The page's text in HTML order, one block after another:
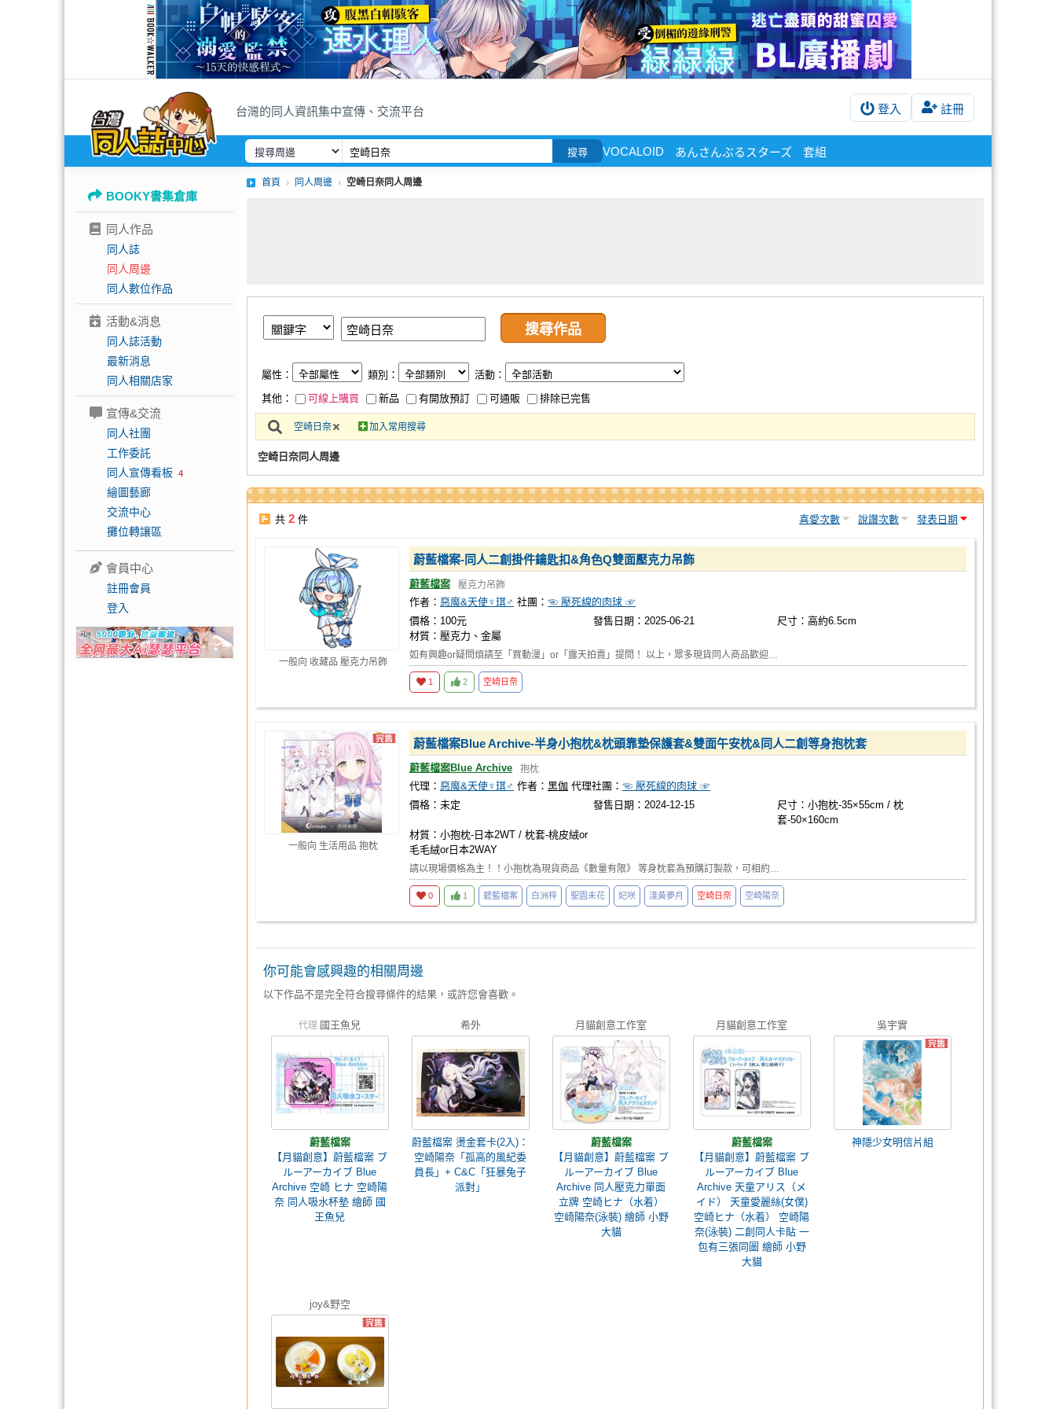
台灣的同人資訊集中宣傳、交流平台 登入 註冊
搜尋 VOCALOID あんさんぶるスターズ 套組
BOOKY書集倉庫
同人作品
同人誌
同人周邊
同人數位作品
活動&消息
同人誌活動
最新消息
同人相關店家
宣傳&交流
同人社團
工作委託
同人宣傳看板 4
繪圖藝廊
交流中心
攤位轉讓區
會員中心
註冊會員
登入
首頁 同人周邊 空崎日奈同人周邊
屬性： 類別：
活動：
其他：
可線上購買 新品 有開放預訂 可通販 排除已完售
空崎日奈 加入常用搜尋
空崎日奈同人周邊
共 2 件 喜愛次數 說讚次數 發表日期
一般向 收藏品 壓克力吊飾
蔚藍檔案-同人二創掛件鑰匙扣&角色Q雙面壓克力吊飾
蔚藍檔案 壓克力吊飾
作者： 惡魔&天使♀琪♂ 社團： ☜ 壓死線的肉球 ☞
價格：100元
發售日期：2025-06-21
尺寸：高約6.5cm
材質：壓克力、金屬
如有興趣or疑問煩請至「買動漫」or「露天拍賣」提問！ 以上，眾多現貨同人商品歡迎…
1 2 空崎日奈
一般向 生活用品 抱枕
蔚藍檔案Blue Archive-半身小抱枕&枕頭靠墊保護套&雙面午安枕&同人二創等身抱枕套
蔚藍檔案Blue Archive 抱枕
代理： 惡魔&天使♀琪♂ 作者： 黑伽 代理社團： ☜ 壓死線的肉球 ☞
價格：未定
發售日期：2024-12-15
尺寸：小抱枕-35×55cm / 枕
套-50×160cm
材質：小抱枕-日本2WT / 枕套-桃皮絨or
毛毛絨or日本2WAY
請以現場價格為主！！小抱枕為現貨商品《數量有限》 等身枕套為預購訂製款，可相約…
0 1 碧藍檔案 白洲梓 聖園未花 妃咲 淺黃夢月 空崎日奈 空崎陽奈
你可能會感興趣的相關周邊
以下作品不是完全符合搜尋條件的結果，或許您會喜歡。
代理 國王魚兒
蔚藍檔案
【月貓創意】蔚藍檔案 ブ
ルーアーカイブ Blue
Archive 空崎 ヒナ 空崎陽
奈 同人吸水杯墊 繪師 國
王魚兒
希外
蔚藍檔案 燙金套卡(2入)：
空崎陽奈「孤高的風紀委
員長」+ C&C「狂暴兔子
派對」
月貓創意工作室
蔚藍檔案
【月貓創意】蔚藍檔案 ブ
ルーアーカイブ Blue
Archive 同人壓克力單面
立牌 空崎ヒナ（水着）
空崎陽奈(泳裝) 繪師 小野
大貓
月貓創意工作室
蔚藍檔案
【月貓創意】蔚藍檔案 ブ
ルーアーカイブ Blue
Archive 天童アリス（メ
イド） 天童愛麗絲(女僕)
空崎ヒナ（水着） 空崎陽
奈(泳裝) 二創同人卡貼 一
包有三張同圖 繪師 小野
大貓
吳宇實
神隱少女明信片組
joy&野空